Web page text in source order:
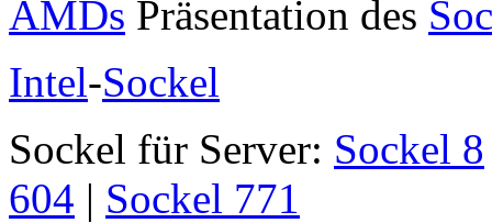
AMDs Präsentation des
Intel-Sockel
Sockel für Server: Sockel 8
604 | Sockel 771